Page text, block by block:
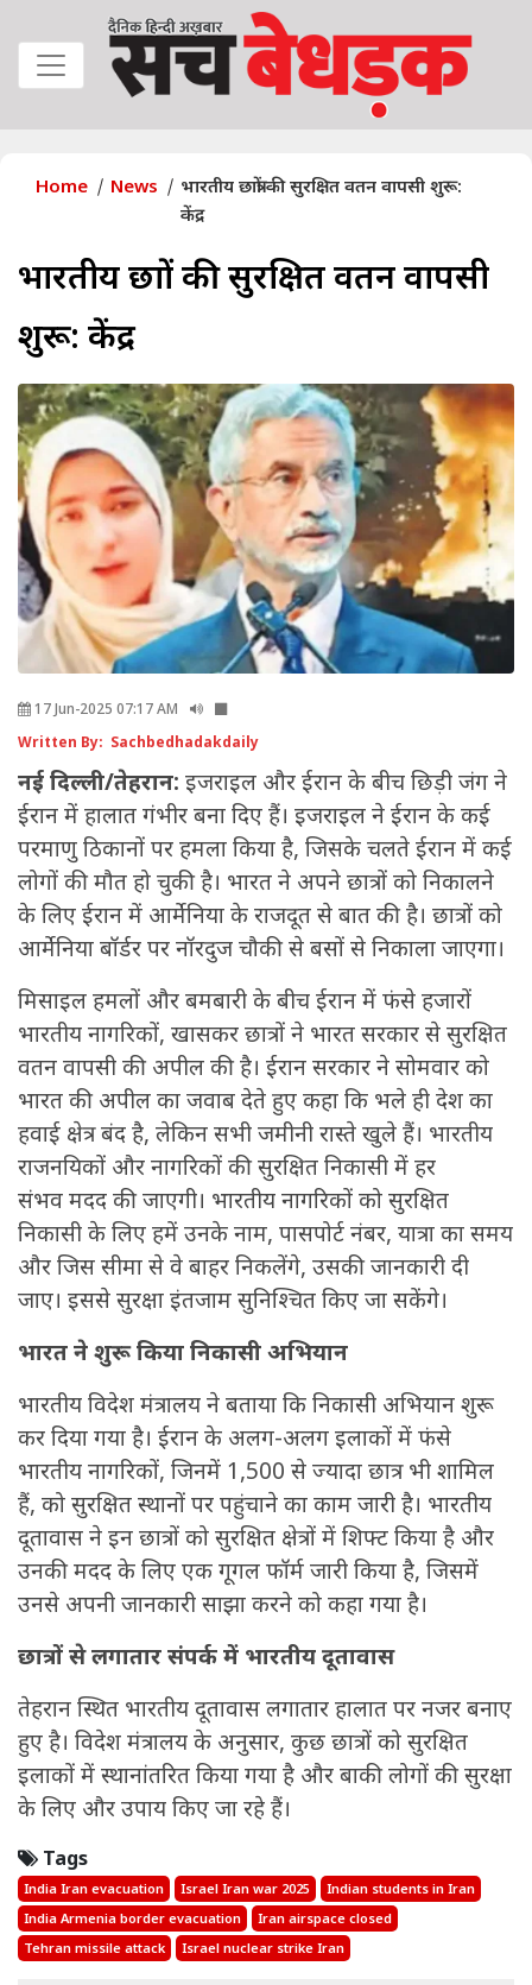
Home News
भारतीय छात्रों की सुरक्षित वतन वापसी शुरू:
केंद्र
भारतीय छात्रों की सुरक्षित वतन वापसी
शुरू: केंद्र
17 Jun-2025 07:17 AM
Written By: Sachbedhadakdaily
नई दिल्ली/तेहरान: इजराइल और ईरान के बीच छिड़ी जंग ने
ईरान में हालात गंभीर बना दिए हैं। इजराइल ने ईरान के कई
परमाणु ठिकानों पर हमला किया है, जिसके चलते ईरान में कई
लोगों की मौत हो चुकी है। भारत ने अपने छात्रों को निकालने
के लिए ईरान में आर्मेनिया के राजदूत से बात की है। छात्रों को
आर्मेनिया बॉर्डर पर नॉरदुज चौकी से बसों से निकाला जाएगा।
मिसाइल हमलों और बमबारी के बीच ईरान में फंसे हजारों
भारतीय नागरिकों, खासकर छात्रों ने भारत सरकार से सुरक्षित
वतन वापसी की अपील की है। ईरान सरकार ने सोमवार को
भारत की अपील का जवाब देते हुए कहा कि भले ही देश का
हवाई क्षेत्र बंद है, लेकिन सभी जमीनी रास्ते खुले हैं। भारतीय
राजनयिकों और नागरिकों की सुरक्षित निकासी में हर
संभव मदद की जाएगी। भारतीय नागरिकों को सुरक्षित
निकासी के लिए हमें उनके नाम, पासपोर्ट नंबर, यात्रा का समय
और जिस सीमा से वे बाहर निकलेंगे, उसकी जानकारी दी
जाए। इससे सुरक्षा इंतजाम सुनिश्चित किए जा सकेंगे।
भारत ने शुरू किया निकासी अभियान
भारतीय विदेश मंत्रालय ने बताया कि निकासी अभियान शुरू
कर दिया गया है। ईरान के अलग-अलग इलाकों में फंसे
भारतीय नागरिकों, जिनमें 1,500 से ज्यादा छात्र भी शामिल
हैं, को सुरक्षित स्थानों पर पहुंचाने का काम जारी है। भारतीय
दूतावास ने इन छात्रों को सुरक्षित क्षेत्रों में शिफ्ट किया है और
उनकी मदद के लिए एक गूगल फॉर्म जारी किया है, जिसमें
उनसे अपनी जानकारी साझा करने को कहा गया है।
छात्रों से लगातार संपर्क में भारतीय दूतावास
तेहरान स्थित भारतीय दूतावास लगातार हालात पर नजर बनाए
हुए है। विदेश मंत्रालय के अनुसार, कुछ छात्रों को सुरक्षित
इलाकों में स्थानांतरित किया गया है और बाकी लोगों की सुरक्षा
के लिए और उपाय किए जा रहे हैं।
Tags
India Iran evacuation Israel Iran war 2025
Indian students in Iran
India Armenia border evacuation
Iran airspace closed
Tehran missile attack
Israel nuclear strike Iran